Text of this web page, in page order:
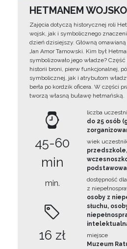
HETMANEM
Zajęcia dotyczą historycznej roli
wojsk, jak i symbolicznego
dzień dzisiejszy. Główną
Jan Amor Tarnowski. Kim był
symbolizowało jego władze?
historii broni, pierw funkcjonalnej,
symbolicznej, jak i atrybutom
berła po kordzik oficera. W części
tworzą własną buławę hetmańską.
45-60
min
min.
16 zł
liczba
do 25 osób
wiek
dostępność
z
osoby z
słuchu,
miejsce
Muzeum